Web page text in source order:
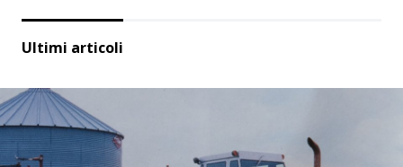
Ultimi articoli